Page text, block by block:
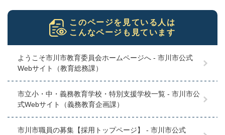
このページを見ている人は
こんなページも見ています
ようこそ市川市教育委員会ホームページへ - 市川市公式
Webサイト（教育総務課）
市立小・中・義務教育学校・特別支援学校一覧 - 市川市公
式Webサイト（義務教育企画課）
市川市職員の募集【採用トップページ】 - 市川市公式